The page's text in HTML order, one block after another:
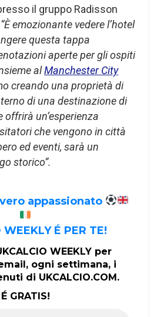
il gruppo Radisson
“È emozionante vedere l’hotel
questa tappa
aperte per gli ospiti
alManchester City
creando una proprietà di
di una destinazione di
offrirà un’esperienza
che vengono in città
ed eventi, sarà un
storico”.
appassionato
WEEKLY É PER TE!
WEEKLY per
ogni settimana, i
di UKCALCIO.COM.
É GRATIS!